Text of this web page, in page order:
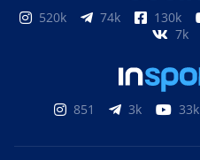
520k 74k 130k
7k
851 3k 33k